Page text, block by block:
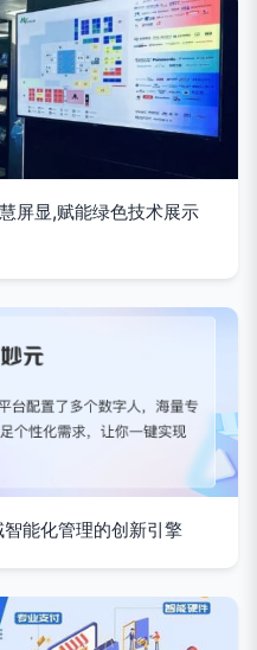
屏显,赋能绿色技术展示
能化管理的创新引擎